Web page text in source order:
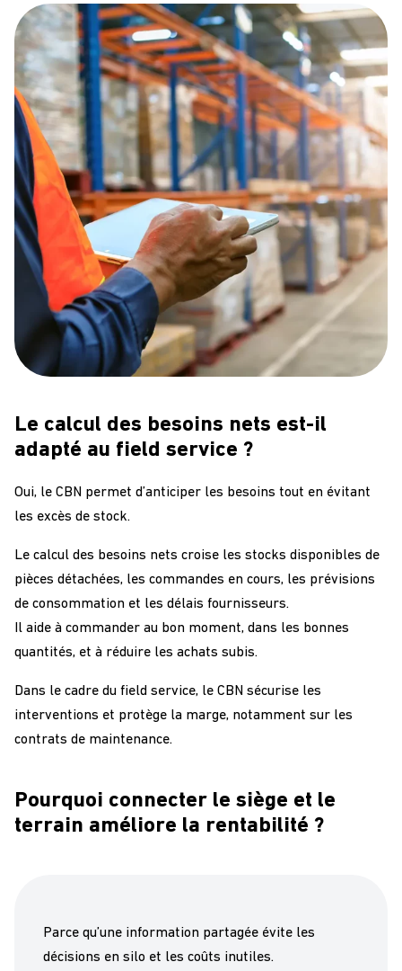
Le calcul des besoins nets est-il
adapté au field service ?
Oui, le CBN permet d’anticiper les besoins tout en évitant
les excès de stock.
Le calcul des besoins nets croise les stocks disponibles de
pièces détachées, les commandes en cours, les prévisions
de consommation et les délais fournisseurs.
Il aide à commander au bon moment, dans les bonnes
quantités, et à réduire les achats subis.
Dans le cadre du field service, le CBN sécurise les
interventions et protège la marge, notamment sur les
contrats de maintenance.
Pourquoi connecter le siège et le
terrain améliore la rentabilité ?
Parce qu’une information partagée évite les
décisions en silo et les coûts inutiles.